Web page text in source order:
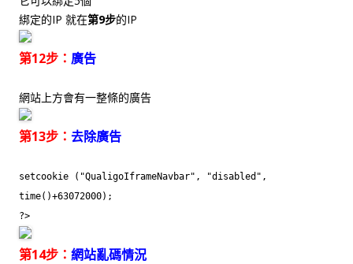
綁定的IP 就在第9步的IP
第12步： 廣告
網站上方會有一整條的廣告
第13步： 去除廣告
setcookie ("QualigoIframeNavbar", "disabled",
time()+63072000);
?>
第14步： 網站亂碼情況